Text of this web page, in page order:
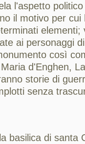
l'aspetto
il motivo per
elementi;
ai personaggi
così
d'Enghen,
storie di
senza
basilica di santa